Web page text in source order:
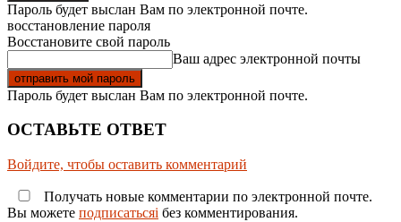
Пароль будет выслан Вам по электронной почте.
восстановление пароля
Восстановите свой пароль
Ваш адрес электронной почты
Пароль будет выслан Вам по электронной почте.
ОСТАВЬТЕ ОТВЕТ
Войдите, чтобы оставить комментарий
Получать новые комментарии по электронной почте.
Вы можете подписатьсяi без комментирования.